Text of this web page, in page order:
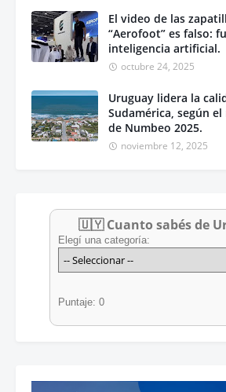
El video de las
“Aerofoot” es falso:
inteligencia artificial.
octubre 24, 2025
Uruguay lidera la
Sudamérica, según
de Numbeo 2025.
noviembre 12, 2025
🇺🇾 Cuanto sabés de
Elegí una categoría:
Puntaje: 0